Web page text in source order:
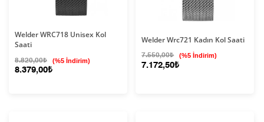
Welder WRC718 Unisex Kol
Saati
8.820,00₺ (%5 İndirim)
8.379,00₺
Welder Wrc721 Kadın Kol Saati
7.550,00₺ (%5 İndirim)
7.172,50₺